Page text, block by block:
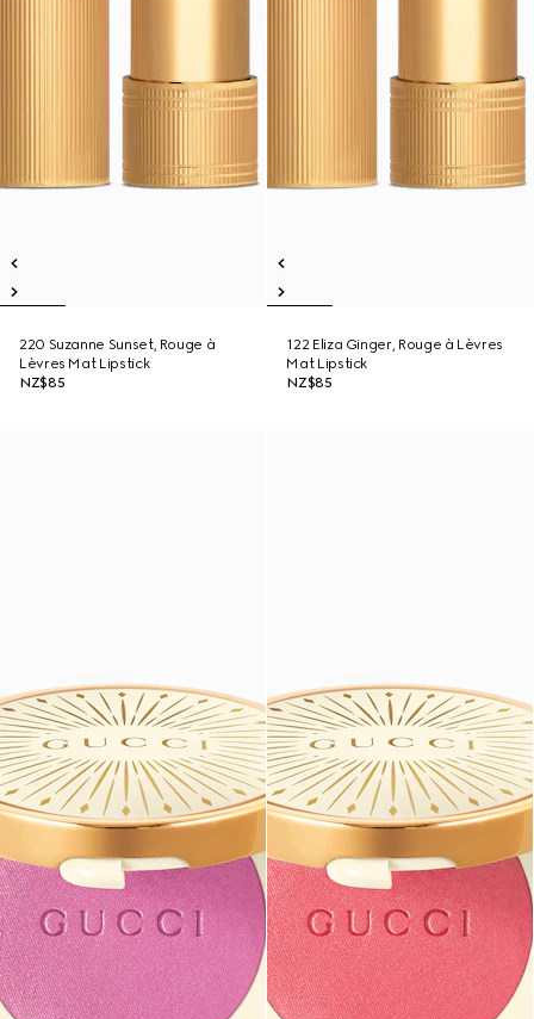
220 Suzanne Sunset, Rouge à
Lèvres Mat Lipstick
NZ$85
122 Eliza Ginger, Rouge à Lèvres
Mat Lipstick
NZ$85